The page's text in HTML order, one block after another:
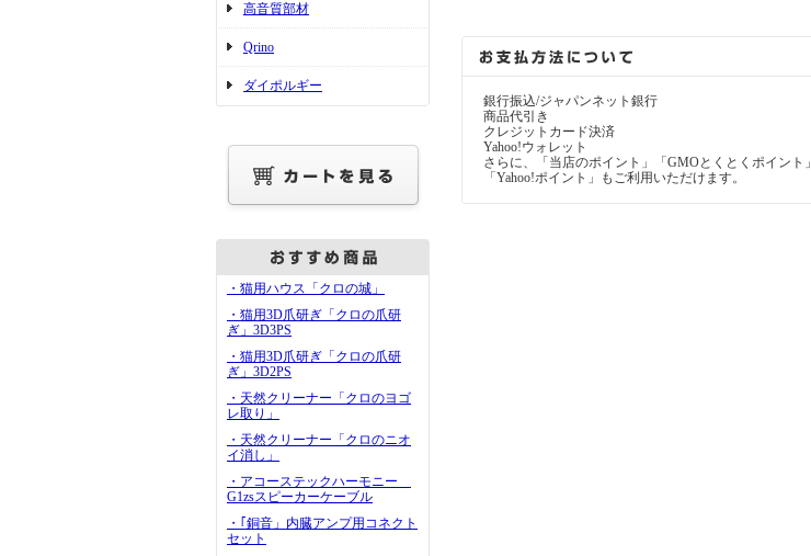
高音質部材
Qrino
ダイポルギー
・猫用ハウス「クロの城」
・猫用3D爪研ぎ「クロの爪研
ぎ」3D3PS
・猫用3D爪研ぎ「クロの爪研
ぎ」3D2PS
・天然クリーナー「クロのヨゴ
レ取り」
・天然クリーナー「クロのニオ
イ消し」
・アコーステックハーモニー
G1zsスピーカーケーブル
・｢銅音」内臓アンプ用コネクト
セット
銀行振込/ジャパンネット銀行
商品代引き
クレジットカード決済
Yahoo!ウォレット
さらに、「当店のポイント」「GMOとくとくポイント」
「Yahoo!ポイント」もご利用いただけます。